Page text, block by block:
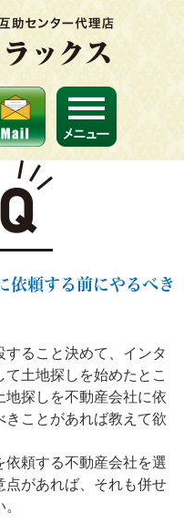
依頼する前にやるべき
すること決めて、インタ
て土地探しを始めたとこ
地探しを不動産会社に依
きことがあれば教えて欲
依頼する不動産会社を選
点があれば、それも併せ